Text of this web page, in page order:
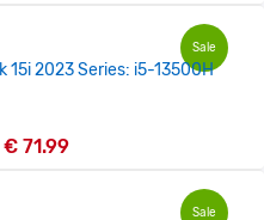
Sale
15i 2023 Series: i5-13500H
€ 71.99
Sale